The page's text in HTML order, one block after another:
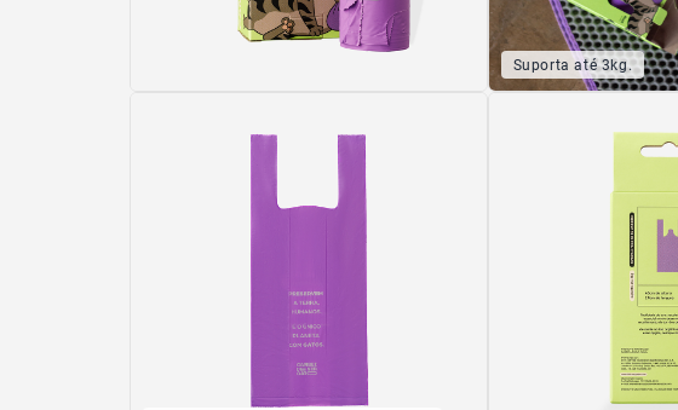
Suporta até 3kg.